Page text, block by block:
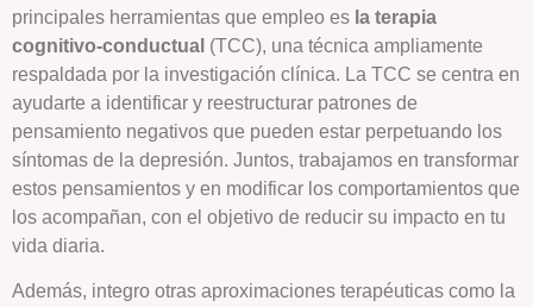
principales herramientas que empleo es la terapia
cognitivo-conductual (TCC), una técnica ampliamente
respaldada por la investigación clínica. La TCC se centra en
ayudarte a identificar y reestructurar patrones de
pensamiento negativos que pueden estar perpetuando los
síntomas de la depresión. Juntos, trabajamos en transformar
estos pensamientos y en modificar los comportamientos que
los acompañan, con el objetivo de reducir su impacto en tu
vida diaria.
Además, integro otras aproximaciones terapéuticas como la